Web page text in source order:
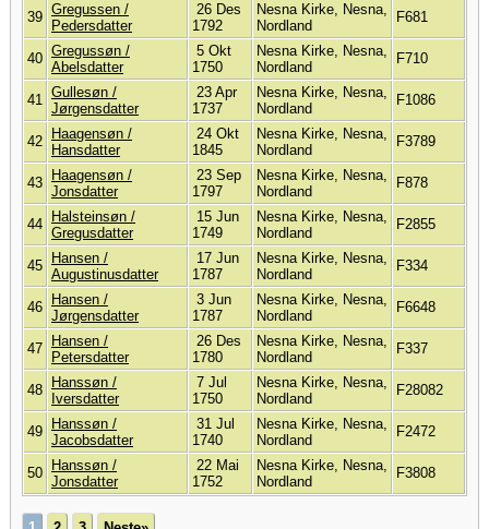
39 Gregussen /
Pedersdatter
26 Des
1792
Nesna Kirke, Nesna,
Nordland
F681
40 Gregussøn /
Abelsdatter
5 Okt
1750
Nesna Kirke, Nesna,
Nordland
F710
41 Gullesøn /
Jørgensdatter
23 Apr
1737
Nesna Kirke, Nesna,
Nordland
F1086
42
Haagensøn /
Hansdatter
24 Okt
1845
Nesna Kirke, Nesna,
Nordland
F3789
43
Haagensøn /
Jonsdatter
23 Sep
1797
Nesna Kirke, Nesna,
Nordland
F878
44
Halsteinsøn /
Gregusdatter
15 Jun
1749
Nesna Kirke, Nesna,
Nordland
F2855
45
Hansen /
Augustinusdatter
17 Jun
1787
Nesna Kirke, Nesna,
Nordland
F334
46
Hansen /
Jørgensdatter
3 Jun
1787
Nesna Kirke, Nesna,
Nordland
F6648
47
Hansen /
Petersdatter
26 Des
1780
Nesna Kirke, Nesna,
Nordland
F337
48
Hanssøn /
Iversdatter
7 Jul
1750
Nesna Kirke, Nesna,
Nordland
F28082
49
Hanssøn /
Jacobsdatter
31 Jul
1740
Nesna Kirke, Nesna,
Nordland
F2472
50
Hanssøn /
Jonsdatter
22 Mai
1752
Nesna Kirke, Nesna,
Nordland
F3808